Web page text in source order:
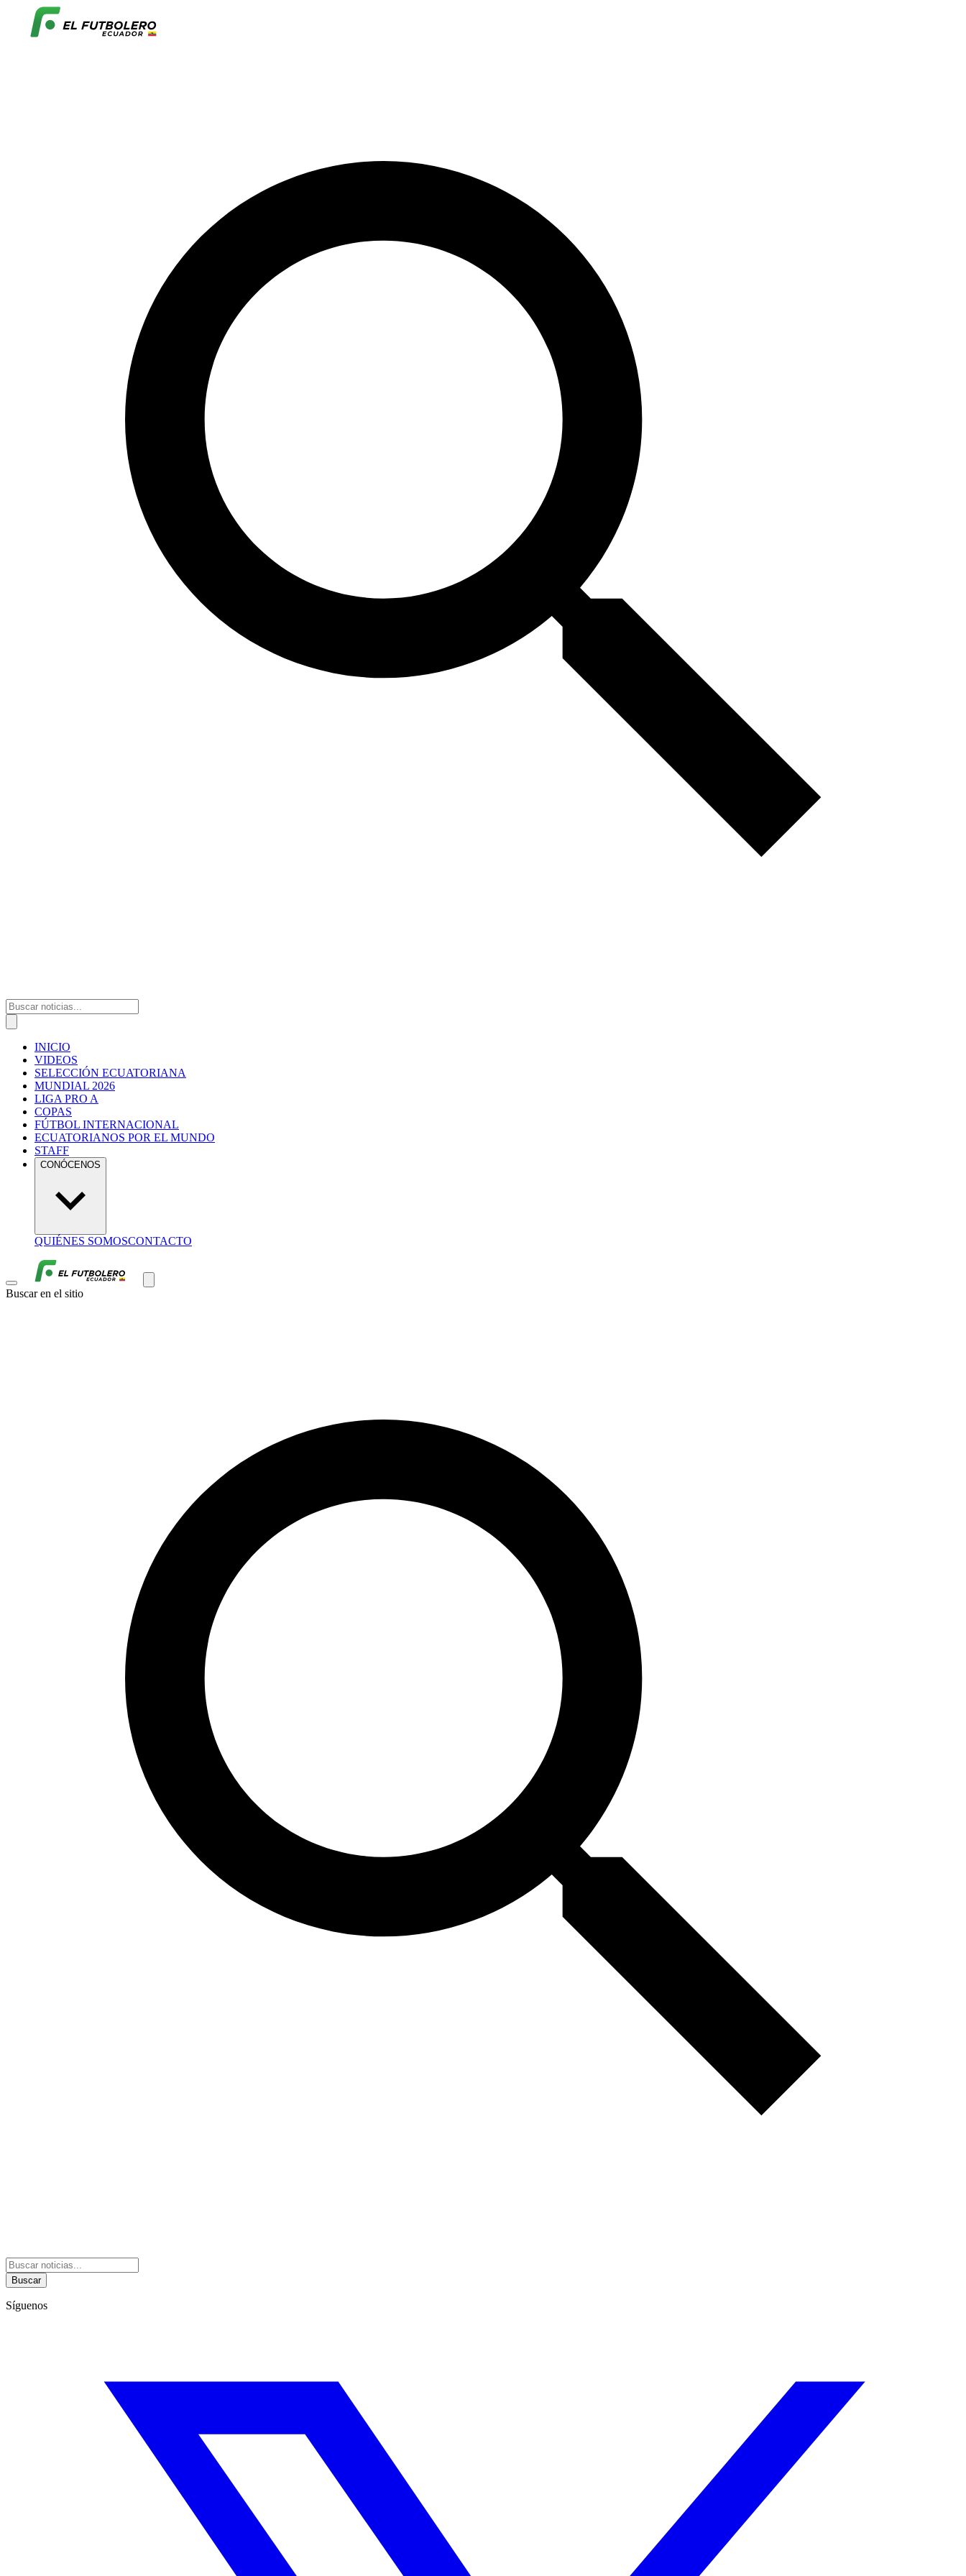
INICIO
VIDEOS
SELECCIÓN ECUATORIANA
MUNDIAL 2026
LIGA PRO A
COPAS
FÚTBOL INTERNACIONAL
ECUATORIANOS POR EL MUNDO
STAFF
CONÓCENOS
QUIÉNES SOMOSCONTACTO
Buscar en el sitio
Buscar
Síguenos